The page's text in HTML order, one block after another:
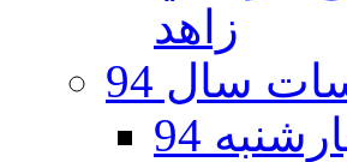
زاهد
سال 94
94